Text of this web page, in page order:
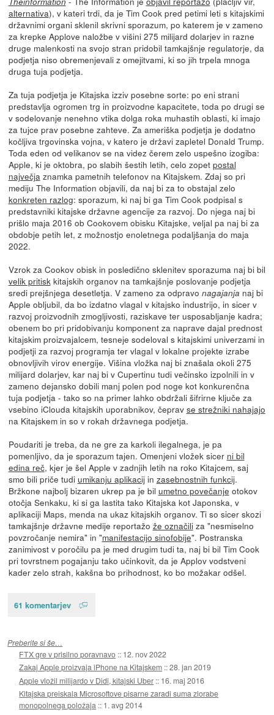
alternativa), v kateri trdi, da je Tim Cook pred petimi leti s kitajskimi
državnimi organi sklenil skrivni sporazum, po katerem je v zameno
za krepke Applove naložbe v višini 275 milijard dolarjev in razne
druge malenkosti na svojo stran pridobil tamkajšnje regulatorje, da
podjetja niso obremenjevali z omejitvami, ki so jih trpela mnoga
druga tuja podjetja.
Za tuja podjetja je Kitajska izziv posebne sorte: po eni strani
predstavlja ogromen trg in proizvodne kapacitete, toda po drugi se
v sodelovanje nenehno vtika dolga roka muhastih oblasti, ki imajo
za tujce prav posebne zahteve. Za ameriška podjetja je dodatno
kočljiva trgovinska vojna, v katero je državi zapletel Donald Trump.
Toda eden od velikanov se na videz čerem zelo uspešno izogiba:
Apple, ki je oktobra, po slabih šestih letih, celo zopet postal
največjaznamka pametnih telefonov na Kitajskem. Zdaj so pri
mediju The Information objavili, da naj bi za to obstajal zelo
konkreten razlog: sporazum, ki naj bi ga Tim Cook podpisal s
predstavniki kitajske državne agencije za razvoj. Do njega naj bi
prišlo maja 2016 ob Cookovem obisku Kitajske, veljal pa naj bi za
obdobje petih let, z možnostjo enoletnega podaljšanja do maja
2022.
Vzrok za Cookov obisk in posledično sklenitev sporazuma naj bi bil
velik pritiskkitajskih organov na tamkajšnje poslovanje podjetja
sredi prejšnjega desetletja. V zameno za odpravo nagajanja naj bi
Apple obljubil, da bo izdatno vlagal v kitajsko industrijo, in sicer v
razvoj proizvodnih zmogljivosti, raziskave ter usposabljanje kadra;
obenem bo pri pridobivanju komponent za naprave dajal prednost
kitajskim proizvajalcem, tesneje sodeloval s kitajskimi univerzami in
podjetji za razvoj programja ter vlagal v lokalne projekte izrabe
obnovljivih virov energije. Višina vložka naj bi znašala okoli 275
milijard dolarjev, kar naj bi v Cupertinu tudi večinsko izpolnili in v
zameno dejansko dobili manj polen pod noge kot konkurenčna
tuja podjetja - tako so na primer lahko obdržali šifrirne ključe za
vsebino iClouda kitajskih uporabnikov, čeprav se strežniki nahajajo
na Kitajskem in so v rokah državnega podjetja.
Poudariti je treba, da ne gre za karkoli ilegalnega, je pa
pomenljivo, da je sporazum tajen. Omenjeni vložek sicer ni bil
edina reč, kjer je šel Apple v zadnjih letih na roko Kitajcem, saj
smo bili priče tudi umikanju aplikacijin zasebnostnih funkcij.
Bržkone najbolj bizaren ukrep pa je bil umetno povečanje otokov
otočja Senkaku, ki si ga lastita tako Kitajska kot Japonska, v
aplikaciji Maps, menda na ukaz kitajskih organov. Ti so sicer skozi
tamkajšnje državne medije reportažo že označiliza "nesmiselno
povzročanje nemira" in "manifestacijo sinofobije". Postranska
zanimivost v poročilu pa je med drugim tudi ta, naj bi bil Tim Cook
pri tovrstnem pogajanju tako učinkovit, da je Applov vodstveni
kader zelo strah, kakšna bo prihodnost, ko bo možakar odšel.
61 komentarjev
Preberite si še…
FTX gre v prisilno poravnavo :: 12. nov 2022
Zakaj Apple proizvaja iPhone na Kitajskem ::28. jan 2019
Apple vložil milijardo v Didi, kitajski Uber :: 16. maj 2016
Kitajska preiskala Microsoftove pisarne zaradi suma zlorabe
monopolnega položaja :: 1. avg 2014